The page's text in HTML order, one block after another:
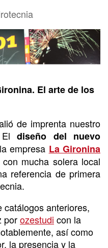
El arte de los
de imprenta nuestro
Eldiseño del nuevo
empresa La Gironina
mucha solera local
referencia de primera
anteriores,
porozestudi con la
así como
la presencia y la